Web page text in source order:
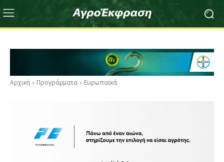
Αρχική Προγράμματα Ευρωπαϊκά